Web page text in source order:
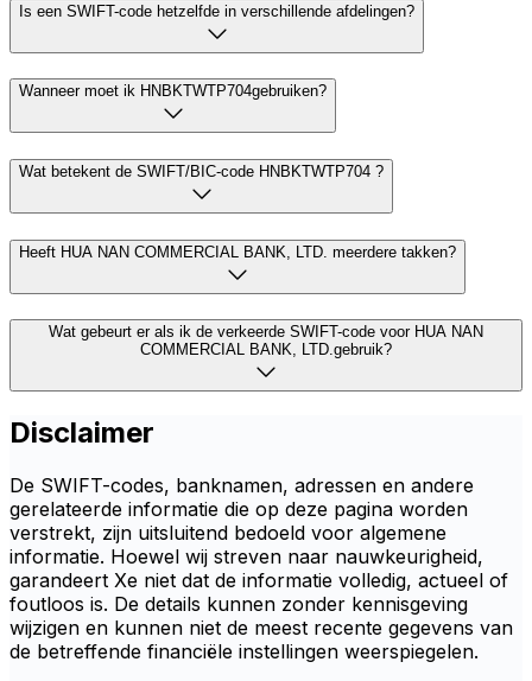
Is een SWIFT-code hetzelfde in verschillende afdelingen?
Wanneer moet ik HNBKTWTP704gebruiken?
Wat betekent de SWIFT/BIC-code HNBKTWTP704 ?
Heeft HUA NAN COMMERCIAL BANK, LTD. meerdere takken?
Wat gebeurt er als ik de verkeerde SWIFT-code voor HUA NAN
COMMERCIAL BANK, LTD.gebruik?
Disclaimer
De SWIFT-codes, banknamen, adressen en andere
gerelateerde informatie die op deze pagina worden
verstrekt, zijn uitsluitend bedoeld voor algemene
informatie. Hoewel wij streven naar nauwkeurigheid,
garandeert Xe niet dat de informatie volledig, actueel of
foutloos is. De details kunnen zonder kennisgeving
wijzigen en kunnen niet de meest recente gegevens van
de betreffende financiële instellingen weerspiegelen.